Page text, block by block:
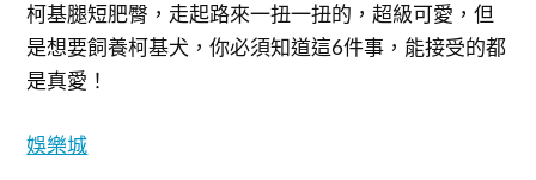
柯基腿短肥臀，走起路來一扭一扭的，超級可愛，但
是想要飼養柯基犬，你必須知道這6件事，能接受的都
是真愛！
娛樂城